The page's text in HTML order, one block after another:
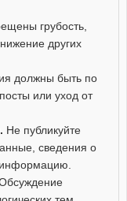
грубость,
других
должны быть по
или уход от
Не публикуйте
сведения о